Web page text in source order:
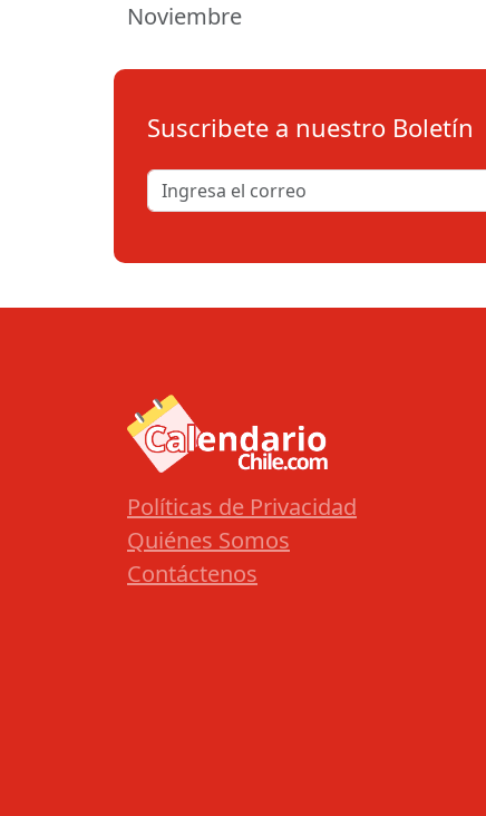
Noviembre
Suscribete a nuestro Boletín
Políticas de Privacidad
Quiénes Somos
Contáctenos